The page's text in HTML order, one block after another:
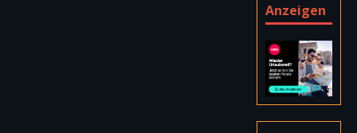
Anzeigen